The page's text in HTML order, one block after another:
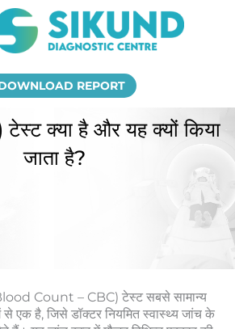
REPORT
टेस्ट क्या है और यह क्यों किया
जाता है?
Count – CBC) टेस्ट सबसे सामान्य
से एक है, जिसे डॉक्टर नियमित स्वास्थ्य जांच के